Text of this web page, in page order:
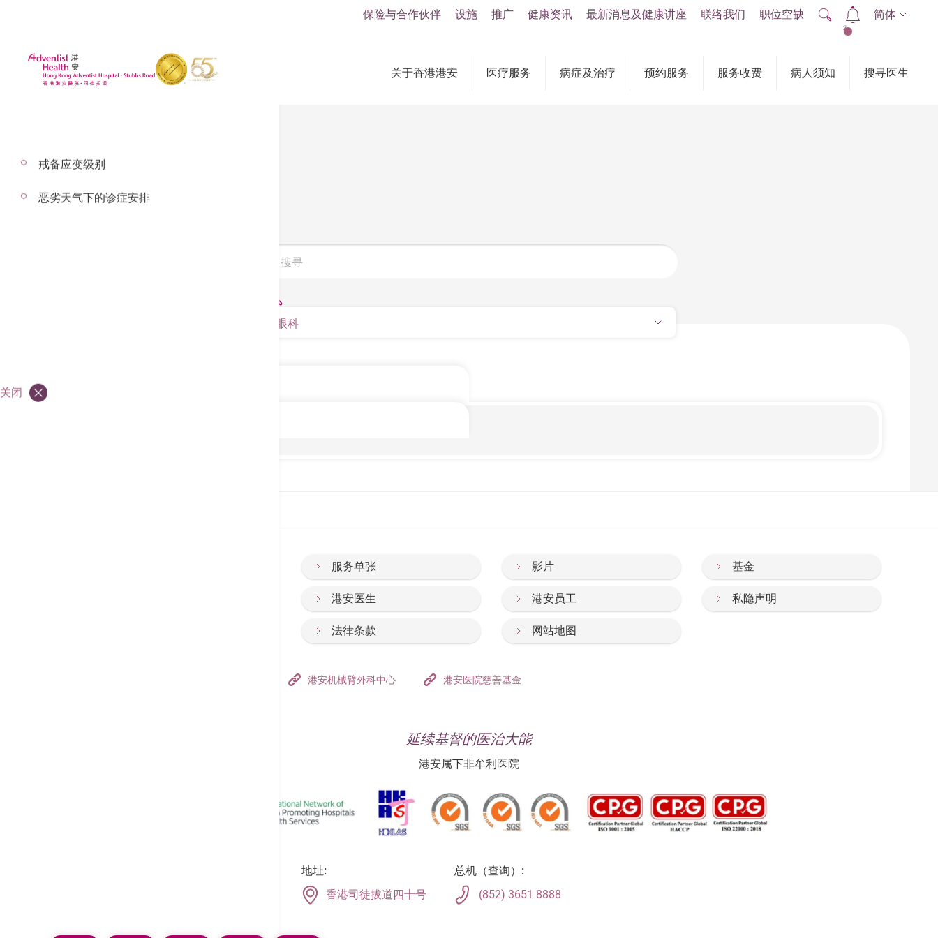
关于香港港安 医疗服务 病症及治疗 预约服务 服务收费 病人须知 搜寻医生
保险与合作伙伴 设施 推广 健康资讯 最新消息及健康讲座 联络我们 职位空缺
2
简体
服务单张
眼科
服务单张 影片 基金
港安医生 港安员工 私隐声明
法律条款 网站地图
港安机械臂外科中心 港安医院慈善基金
延续基督的医治大能
港安属下非牟利医院
地址:
香港司徒拔道四十号
总机（查询）:
(852) 3651 8888
戒备应变级别
恶劣天气下的诊症安排
关闭